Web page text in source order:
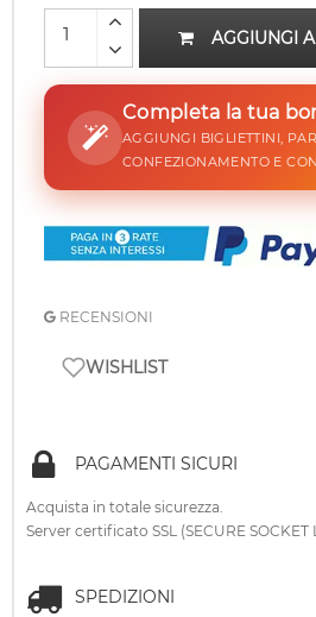
AGGIUNGI
Completa la tua
AGGIUNGI BIGLIETTINI,
CONFEZIONAMENTO E
RECENSIONI
WISHLIST
PAGAMENTI SICURI
Acquista in totale sicurezza.
Server certificato SSL (SECURE SOCKET
SPEDIZIONI